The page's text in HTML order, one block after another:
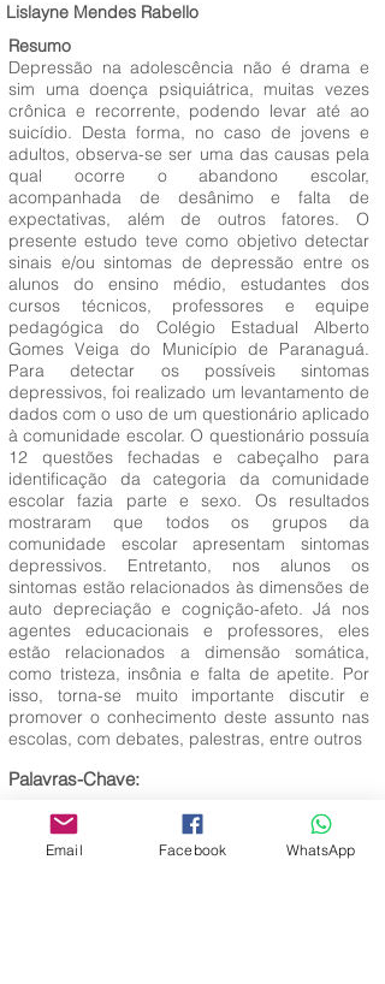
Lislayne Mendes Rabello
Resumo
Depressão na adolescência não é drama e
sim uma doença psiquiátrica, muitas vezes
crônica e recorrente, podendo levar até ao
suicídio. Desta forma, no caso de jovens e
adultos, observa-se ser uma das causas pela
qual ocorre o abandono escolar,
acompanhada de desânimo e falta de
expectativas, além de outros fatores. O
presente estudo teve como objetivo detectar
sinais e/ou sintomas de depressão entre os
alunos do ensino médio, estudantes dos
cursos técnicos, professores e equipe
pedagógica do Colégio Estadual Alberto
Gomes Veiga do Município de Paranaguá.
Para detectar os possíveis sintomas
depressivos, foi realizado um levantamento de
dados com o uso de um questionário aplicado
à comunidade escolar. O questionário possuía
12 questões fechadas e cabeçalho para
identificação da categoria da comunidade
escolar fazia parte e sexo. Os resultados
mostraram que todos os grupos da
comunidade escolar apresentam sintomas
depressivos. Entretanto, nos alunos os
sintomas estão relacionados às dimensões de
auto depreciação e cognição-afeto. Já nos
agentes educacionais e professores, eles
estão relacionados a dimensão somática,
como tristeza, insônia e falta de apetite. Por
isso, torna-se muito importante discutir e
promover o conhecimento deste assunto nas
escolas, com debates, palestras, entre outros
Palavras-Chave:
Sintomas; Sinais depressivos; Escola;
Adolescente.
Email Facebook WhatsApp